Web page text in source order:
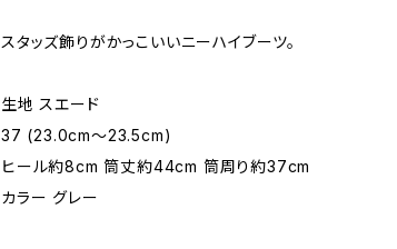
スタッズ飾りがかっこいいニーハイブーツ。
生地 スエード
37 (23.0cm～23.5cm)
ヒール約8cm 筒丈約44cm 筒周り約37cm
カラー グレー